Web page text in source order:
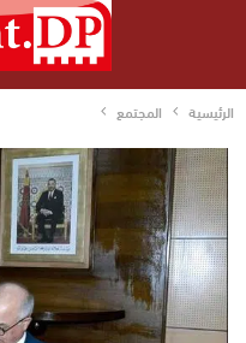
الرئيسية المجتمع